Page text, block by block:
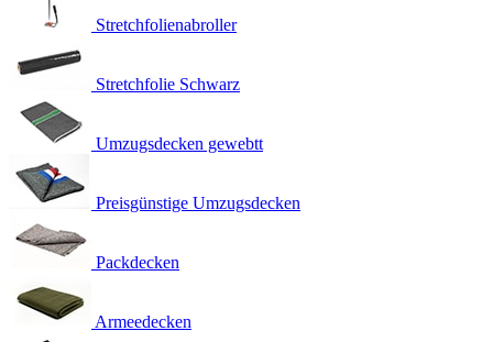
Stretchfolienabroller
Stretchfolie Schwarz
Umzugsdecken gewebtt
Preisgünstige Umzugsdecken
Packdecken
Armeedecken